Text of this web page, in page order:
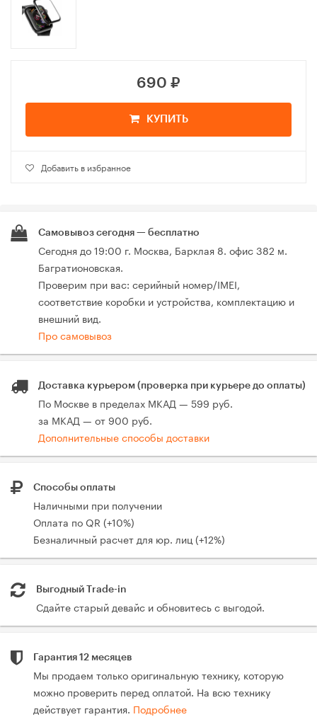
690 ₽
КУПИТЬ
Добавить в избранное
Самовывоз сегодня — бесплатно
Сегодня до 19:00 г. Москва, Барклая 8. офис 382 м.
Багратионовская.
Проверим при вас: серийный номер/IMEI,
соответствие коробки и устройства, комплектацию и
внешний вид.
Про самовывоз
Доставка курьером (проверка при курьере до оплаты)
По Москве в пределах МКАД — 599 руб.
за МКАД — от 900 руб.
Дополнительные способы доставки
Способы оплаты
Наличными при получении
Оплата по QR (+10%)
Безналичный расчет для юр. лиц (+12%)
Выгодный Trade-in
Сдайте старый девайс и обновитесь с выгодой.
Гарантия 12 месяцев
Мы продаем только оригинальную технику, которую
можно проверить перед оплатой. На всю технику
действует гарантия. Подробнее